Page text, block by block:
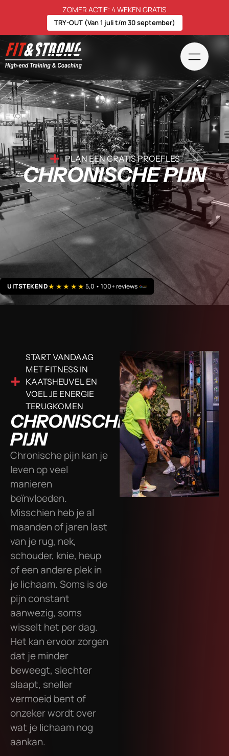
ZOMER ACTIE: 4 WEKEN GRATIS
TRY-OUT (Van 1 juli t/m 30 september)
PLAN EEN GRATIS PROEFLES
CHRONISCHE PIJN
UITSTEKEND★★★★★5,0 • 100+ reviews
START VANDAAG
MET FITNESS IN
KAATSHEUVEL EN
VOEL JE ENERGIE
TERUGKOMEN
CHRONISCHE
PIJN
Chronische pijn kan je
leven op veel
manieren
beïnvloeden.
Misschien heb je al
maanden of jaren last
van je rug, nek,
schouder, knie, heup
of een andere plek in
je lichaam. Soms is de
pijn constant
aanwezig, soms
wisselt het per dag.
Het kan ervoor zorgen
dat je minder
beweegt, slechter
slaapt, sneller
vermoeid bent of
onzeker wordt over
wat je lichaam nog
aankan.